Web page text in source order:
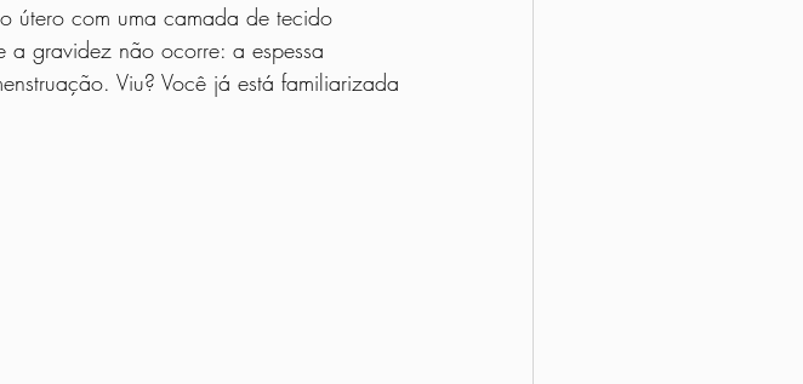
útero com uma camada de tecido
gravidez não ocorre: a espessa
Viu? Você já está familiarizada